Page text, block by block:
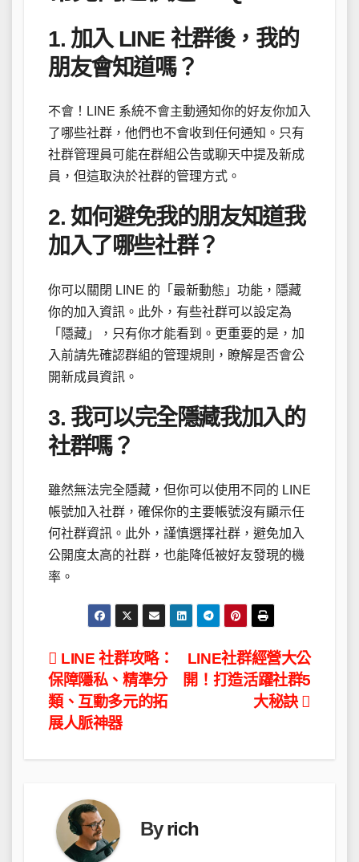
1. 加入 LINE 社群後，我的
朋友會知道嗎？
不會！LINE 系統不會主動通知你的好友你加入
了哪些社群，他們也不會收到任何通知。只有
社群管理員可能在群組公告或聊天中提及新成
員，但這取決於社群的管理方式。
2. 如何避免我的朋友知道我
加入了哪些社群？
你可以關閉 LINE 的「最新動態」功能，隱藏
你的加入資訊。此外，有些社群可以設定為
「隱藏」，只有你才能看到。更重要的是，加
入前請先確認群組的管理規則，瞭解是否會公
開新成員資訊。
3. 我可以完全隱藏我加入的
社群嗎？
雖然無法完全隱藏，但你可以使用不同的 LINE
帳號加入社群，確保你的主要帳號沒有顯示任
何社群資訊。此外，謹慎選擇社群，避免加入
公開度太高的社群，也能降低被好友發現的機
率。
文
章
導
覽
LINE社群經營大公
開！打造活躍社群5
大秘訣
LINE 社群攻略：
保障隱私、精準分
類、互動多元的拓
展人脈神器
Byrich